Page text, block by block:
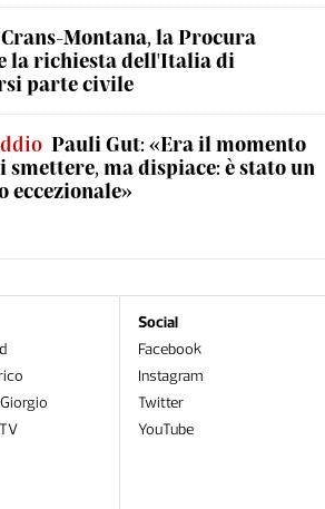
Crans-Montana, la Procura
la richiesta dell'Italia di
parte civile
Pauli Gut: «Era il momento
smettere, ma dispiace: è stato un
eccezionale»
Social
Facebook
Instagram
Twitter
YouTube